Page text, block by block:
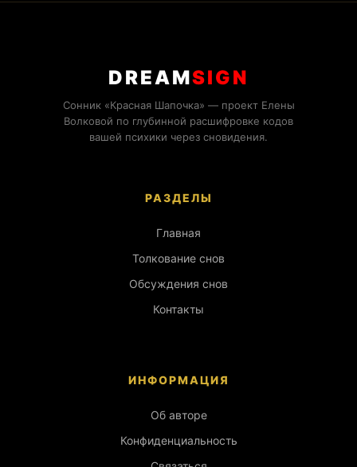
DREAMSIGN
Сонник «Красная Шапочка» — проект Елены
Волковой по глубинной расшифровке кодов
вашей психики через сновидения.
РАЗДЕЛЫ
Главная
Толкование снов
Обсуждения снов
Контакты
ИНФОРМАЦИЯ
Об авторе
Конфиденциальность